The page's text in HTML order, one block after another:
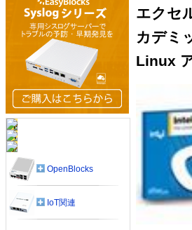
エクセ
カデミ
Linux
OpenBlocks
IoT関連